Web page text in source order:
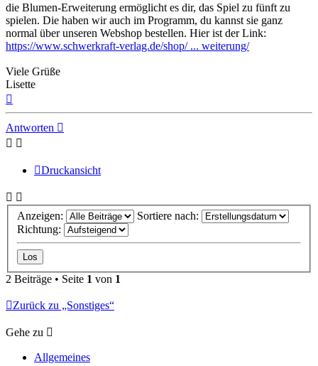
die Blumen-Erweiterung ermöglicht es dir, das Spiel zu fünft zu
spielen. Die haben wir auch im Programm, du kannst sie ganz
normal über unseren Webshop bestellen. Hier ist der Link:
https://www.schwerkraft-verlag.de/shop/ ... weiterung/
Viele Grüße
Lisette
Antworten
Druckansicht
Anzeigen:
Sortiere nach:
Richtung:
2 Beiträge • Seite 1 von 1
Zurück zu „Sonstiges“
Gehe zu
Allgemeines